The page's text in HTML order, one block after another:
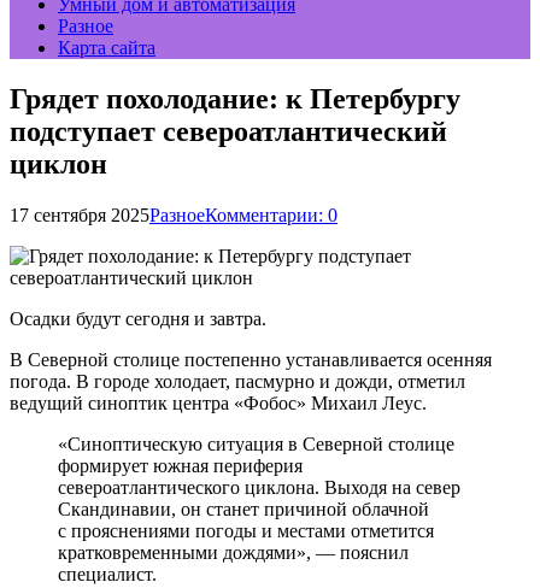
Умный дом и автоматизация
Разное
Карта сайта
Грядет похолодание: к Петербургу
подступает североатлантический
циклон
17 сентября 2025РазноеКомментарии: 0
Осадки будут сегодня и завтра.
В Северной столице постепенно устанавливается осенняя
погода. В городе холодает, пасмурно и дожди, отметил
ведущий синоптик центра «Фобос» Михаил Леус.
«Синоптическую ситуация в Северной столице
формирует южная периферия
североатлантического циклона. Выходя на север
Скандинавии, он станет причиной облачной
с прояснениями погоды и местами отметится
кратковременными дождями», — пояснил
специалист.